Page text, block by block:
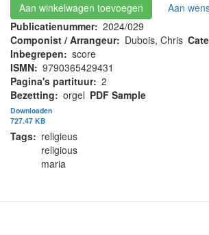
Aan winkelwagen toevoegen
Aan
Publicatienummer 2024/029
Componist / Arrangeur
Dubois, Chris
Inbegrepen
score
ISMN 9790365429431
Pagina's partituur 2
Bezetting
orgel PDF Sample
Downloaden
727.47 KB
Tags
religieus
religious
maria